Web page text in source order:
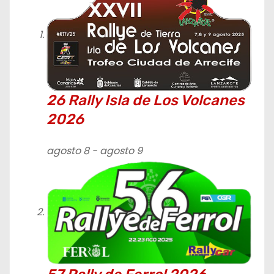
26 Rally Isla de Los Volcanes
2026
agosto 8- agosto 9